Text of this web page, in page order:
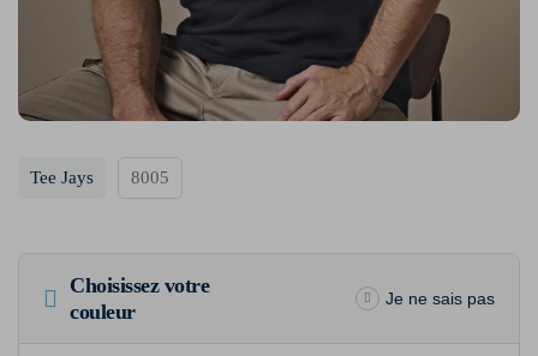
Tee Jays 8005
Choisissez votre
couleur
Je ne sais pas